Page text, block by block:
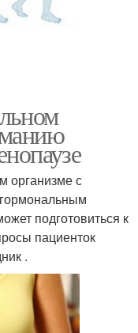
организме с
подготовиться к
пациенток
.